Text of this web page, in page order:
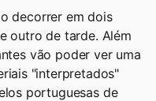
decorrer em dois
outro de tarde. Além
vão poder ver uma
"interpretados"
portuguesas de